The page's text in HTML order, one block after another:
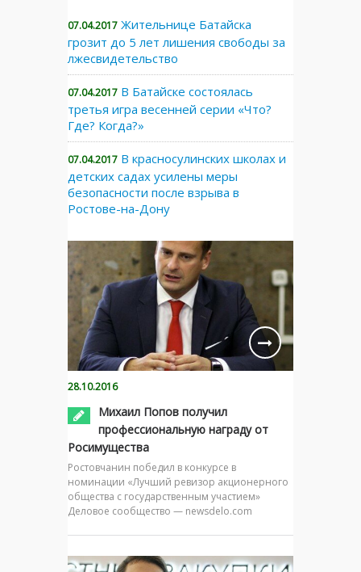
07.04.2017 Жительнице Батайска
грозит до 5 лет лишения свободы за
лжесвидетельство
07.04.2017 В Батайске состоялась
третья игра весенней серии «Что?
Где? Когда?»
07.04.2017 В красносулинских школах и
детских садах усилены меры
безопасности после взрыва в
Ростове-на-Дону
28.10.2016
Михаил Попов получил
профессиональную награду от
Росимущества
Ростовчанин победил в конкурсе в
номинации «Лучший ревизор акционерного
общества с государственным участием»
Деловое сообщество — newsdelo.com